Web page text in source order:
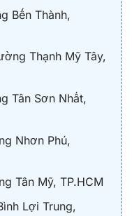
Bến Thành,
Thạnh Mỹ Tây,
Tân Sơn Nhất,
Nhơn Phú,
Tân Mỹ, TP.HCM
Lợi Trung,